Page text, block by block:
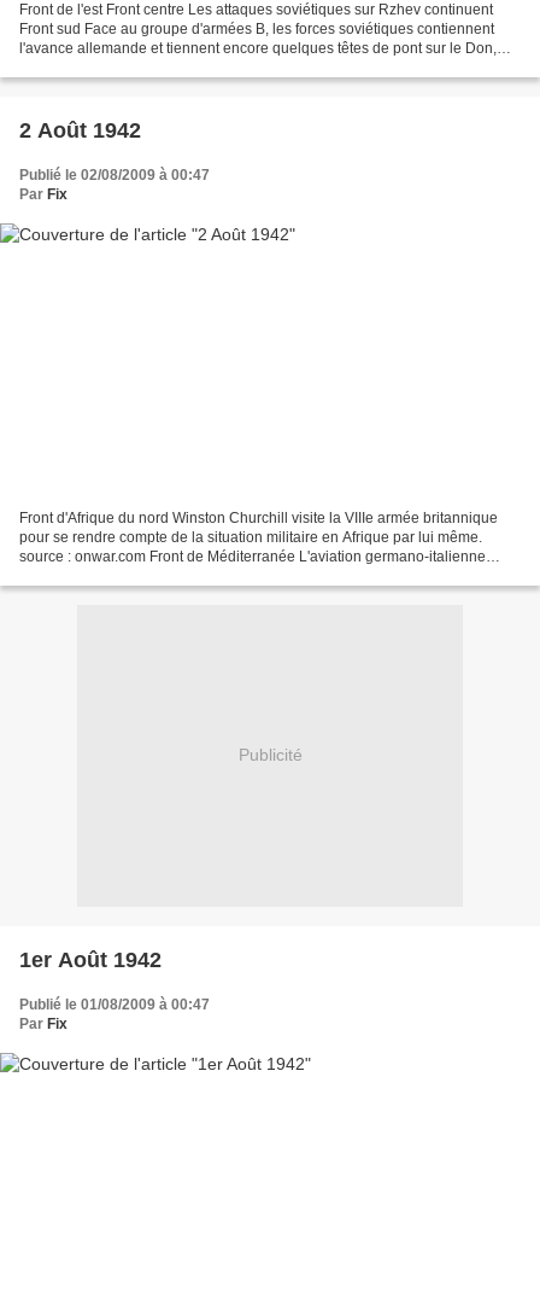
Front de l'est Front centre Les attaques soviétiques sur Rzhev continuent
Front sud Face au groupe d'armées B, les forces soviétiques contiennent
l'avance allemande et tiennent encore quelques têtes de pont sur le Don,
2 Août 1942
Publié le 02/08/2009 à 00:47
Par Fix
Front d'Afrique du nord Winston Churchill visite la VIIIe armée britannique
pour se rendre compte de la situation militaire en Afrique par lui même.
source : onwar.com Front de Méditerranée L'aviation germano-italienne
Publicité
1er Août 1942
Publié le 01/08/2009 à 00:47
Par Fix